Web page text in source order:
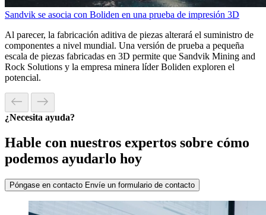
Sandvik se asocia con Boliden en una prueba de impresión 3D
Al parecer, la fabricación aditiva de piezas alterará el suministro de
componentes a nivel mundial. Una versión de prueba a pequeña
escala de piezas fabricadas en 3D permite que Sandvik Mining and
Rock Solutions y la empresa minera líder Boliden exploren el
potencial.
¿Necesita ayuda?
Hable con nuestros expertos sobre cómo
podemos ayudarlo hoy
Póngase en contacto Envíe un formulario de contacto